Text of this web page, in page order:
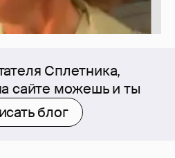
Сплетника,
сайте можешь и ты
блог